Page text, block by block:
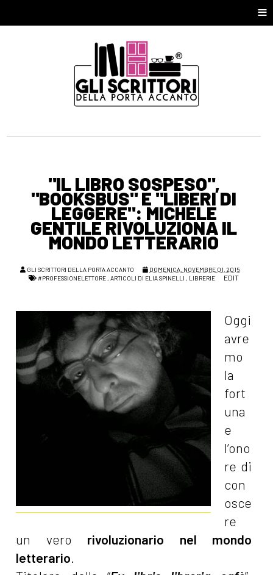
≡
"IL LIBRO SOSPESO",
"BOOKSBUS" E "LIBERI DI
LEGGERE": MICHELE
GENTILE RIVOLUZIONA IL
MONDO LETTERARIO
GLI SCRITTORI DELLA PORTA ACCANTO
DOMENICA, NOVEMBRE 01, 2015
#PROFESSIONELETTORE ,ARTICOLI DI ELIA SPINELLI , LIBRERIE EDIT
Oggi
avre
mo
la
fort
una
e
l’ono
re di
con
osce
re
un vero rivoluzionario nel mondo
letterario.